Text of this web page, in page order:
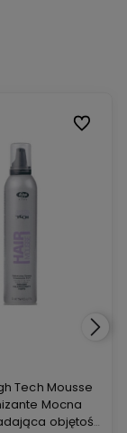
Tech Mousse
Mocna
objętość
Do
Do